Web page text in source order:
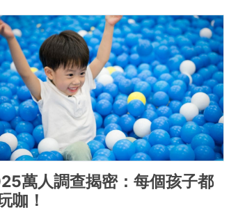
萬人調查揭密：每個孩子都
咖！